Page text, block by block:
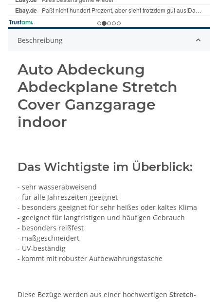
Beschreibung
Auto Abdeckung
Abdeckplane Stretch
Cover Ganzgarage
indoor
Das Wichtigste im Überblick:
- sehr wasserabweisend
- für alle Jahreszeiten geeignet
- besonders geeignet für sehr heißes oder kaltes Klima
- geeignet für langfristigen und häufigen Gebrauch
- besonders reißfest
- maßgeschneidert
- UV-beständig
- kommt mit robuster Aufbewahrungstasche
Diese Bezüge werden aus einer hochwertigen Stretch-